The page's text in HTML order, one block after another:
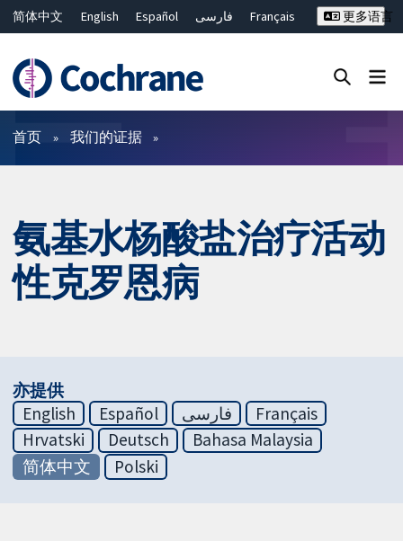
简体中文 English Español فارسی
Français
ไทย
繁體中文
更多语言
过滤
首页 我们的证据
氨基水杨酸盐​​治疗活动
性克罗恩病
亦提供
English
Español فارسی
Français
Hrvatski
Deutsch
Bahasa Malaysia
简体中文
Polski